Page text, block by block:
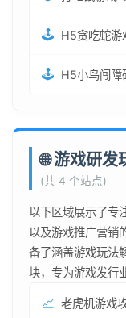
🕹️
🕹️
🌐 游戏研
(共 4 个站点)
以下区域展示了专
以及游戏推广营销
备了涵盖游戏玩法
块，专为游戏发行
📈